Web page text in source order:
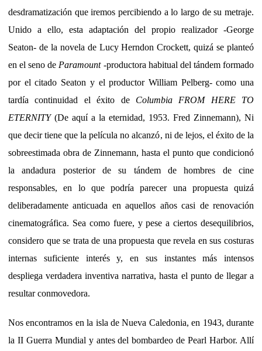
desdramatización que iremos percibiendo a lo largo de su metraje.
Unido a ello, esta adaptación del propio realizador -George
Seaton- de la novela de Lucy Herndon Crockett, quizá se planteó
en el seno de Paramount -productora habitual del tándem formado
por el citado Seaton y el productor William Pelberg- como una
tardía continuidad el éxito de Columbia
FROM HERE TO
ETERNITY(De aquí a la eternidad, 1953. Fred Zinnemann), Ni
que decir tiene que la película no alcanzó, ni de lejos, el éxito de la
sobreestimada obra de Zinnemann, hasta el punto que condicionó
la andadura posterior de su tándem de hombres de cine
responsables, en lo que podría parecer una propuesta quizá
deliberadamente anticuada en aquellos años casi de renovación
cinematográfica. Sea como fuere, y pese a ciertos desequilibrios,
considero que se trata de una propuesta que revela en sus costuras
internas suficiente interés y, en sus instantes más intensos
despliega verdadera inventiva narrativa, hasta el punto de llegar a
resultar conmovedora.
Nos encontramos en la isla de Nueva Caledonia, en 1943, durante
la II Guerra Mundial y antes del bombardeo de Pearl Harbor. Allí